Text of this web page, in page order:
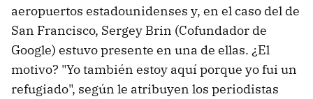
aeropuertos estadounidenses y, en el caso del de
San Francisco, Sergey Brin (Cofundador de
Google) estuvo presente en una de ellas. ¿El
motivo? "Yo también estoy aquí porque yo fui un
refugiado", según le atribuyen los periodistas